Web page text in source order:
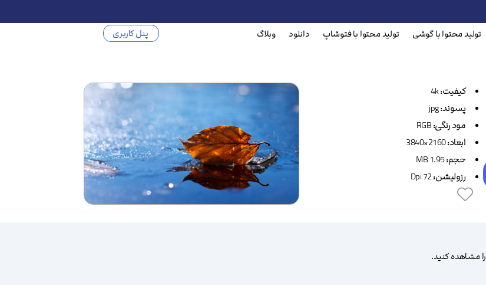
تولید محتوا با گوشی تولید محتوا با فتوشاپ دانلود وبلاگ پنل کاربری
کیفیت:4k
پسوند:jpg
مود رنگی:
ابعاد:2160×3840
حجم:1.95 MB
رزولیشن:
را مشاهده کنید.